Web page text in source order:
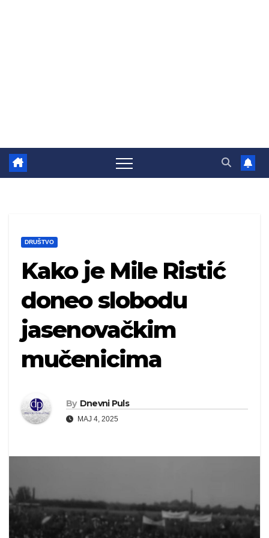
DRUŠTVO
Kako je Mile Ristić
doneo slobodu
jasenovačkim
mučenicima
By Dnevni Puls
MAJ 4, 2025